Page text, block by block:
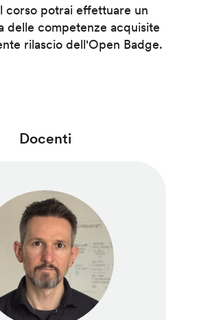
corso potrai effettuare un
delle competenze acquisite
rilascio dell'Open Badge.
Docenti